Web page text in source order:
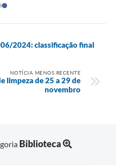
2024: classificação final
NOTÍCIA MENOS RECENTE
limpeza de 25 a 29 de
novembro
Biblioteca